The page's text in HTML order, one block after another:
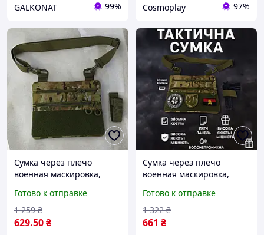
GALKONAT 99% Cosmoplay 97%
Сумка через плечо
военная маскировка,
плечо нагрудная для
повседневной жизни
Готово к отправке
629.50₴
1 259 ₴
Сумка через плечо
военная маскировка,
плечо нагрудная для
повседневной жизни IY-
48 NEW
Готово к отправке
661 ₴
1 322 ₴